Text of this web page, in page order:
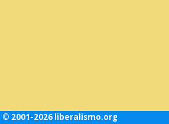
© 2001-2026 liberalismo.org